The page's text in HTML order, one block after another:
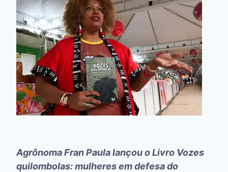
Agrônoma Fran Paula lançou o Livro Vozes
quilombolas: mulheres em defesa do